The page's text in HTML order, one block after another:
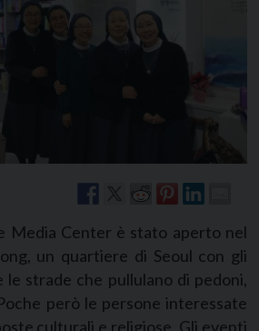
Media Center è stato aperto nel
un quartiere di Seoul con gli
le strade che pullulano di pedoni,
però le persone interessate
culturali e religiose. Gli eventi